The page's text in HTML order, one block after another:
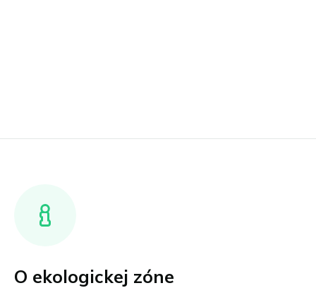
O ekologickej zóne